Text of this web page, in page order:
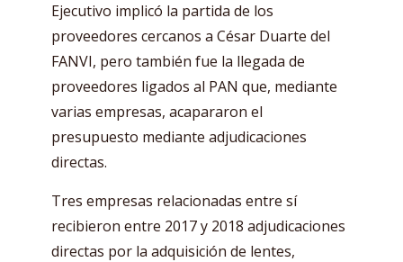
Ejecutivo implicó la partida de los
proveedores cercanos a César Duarte del
FANVI, pero también fue la llegada de
proveedores ligados al PAN que, mediante
varias empresas, acapararon el
presupuesto mediante adjudicaciones
directas.
Tres empresas relacionadas entre sí
recibieron entre 2017 y 2018 adjudicaciones
directas por la adquisición de lentes,